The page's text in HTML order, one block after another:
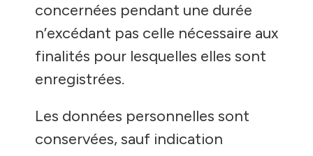
concernées pendant une durée
n’excédant pas celle nécessaire aux
finalités pour lesquelles elles sont
enregistrées.
Les données personnelles sont
conservées, sauf indication